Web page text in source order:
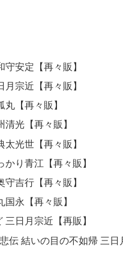
安定【再々販】
宗近【再々販】
【再々販】
光【再々販】
光世【再々販】
り青江【再々販】
吉行【再々販】
永【再々販】
日月宗近【再販】
伝 結いの目の不如帰 三日